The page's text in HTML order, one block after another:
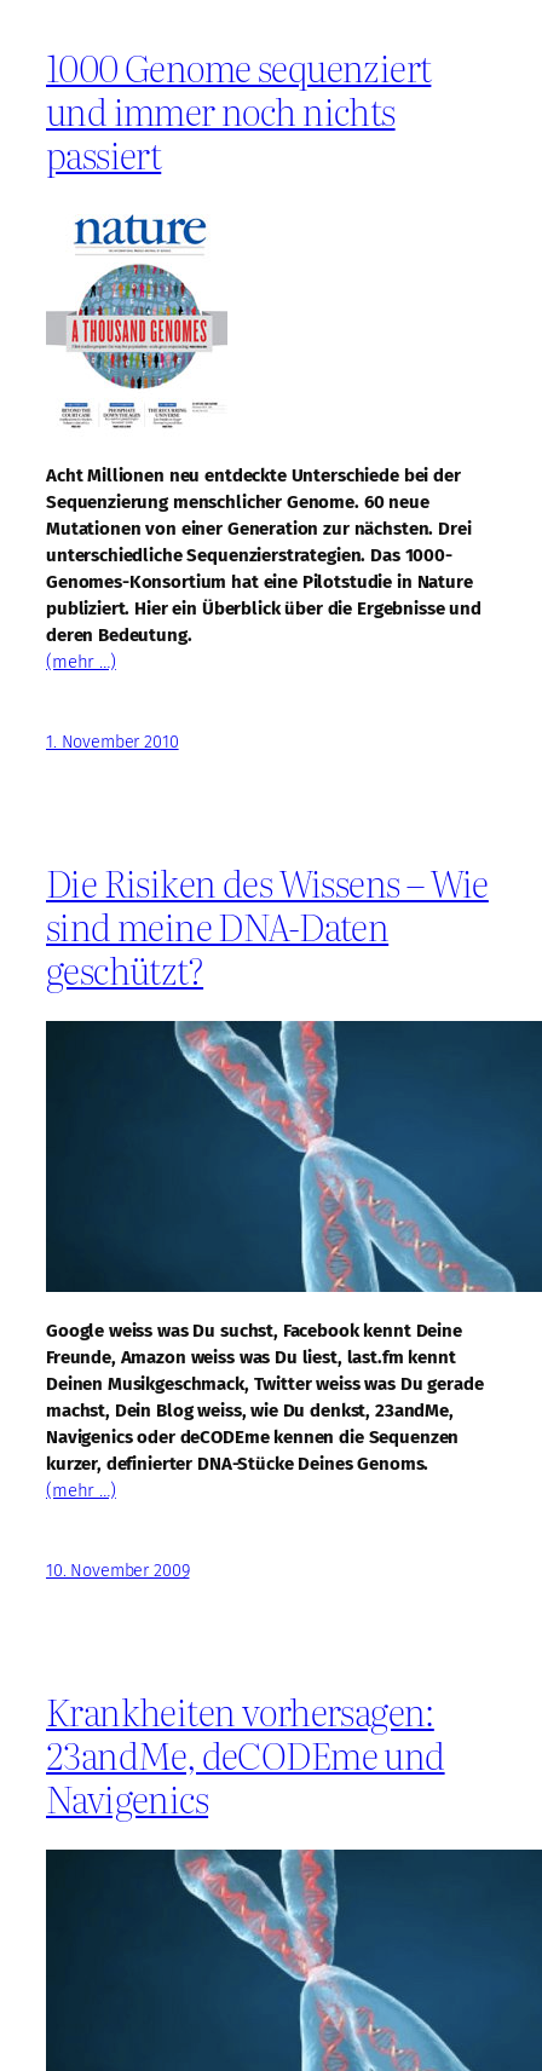
1000 Genome sequenziert
und immer noch nichts
passiert
Acht Millionen neu entdeckte Unterschiede bei der
Sequenzierung menschlicher Genome. 60 neue
Mutationen von einer Generation zur nächsten. Drei
unterschiedliche Sequenzierstrategien. Das 1000-
Genomes-Konsortium hat eine Pilotstudie in Nature
publiziert. Hier ein Überblick über die Ergebnisse und
deren Bedeutung.
(mehr …)
1. November 2010
Die Risiken des Wissens – Wie
sind meine DNA-Daten
geschützt?
Google weiss was Du suchst, Facebook kennt Deine
Freunde, Amazon weiss was Du liest, last.fm kennt
Deinen Musikgeschmack, Twitter weiss was Du gerade
machst, Dein Blog weiss, wie Du denkst, 23andMe,
Navigenics oder deCODEme kennen die Sequenzen
kurzer, definierter DNA-Stücke Deines Genoms.
(mehr …)
10. November 2009
Krankheiten vorhersagen:
23andMe, deCODEme und
Navigenics